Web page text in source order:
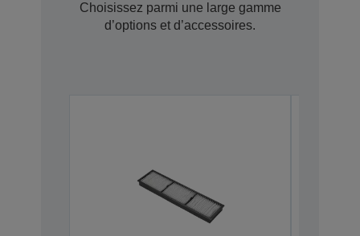
Choisissez parmi une large gamme
d’options et d’accessoires.